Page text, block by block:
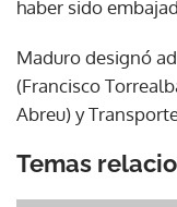
haber sido
Maduro designó
(Francisco
Abreu) y
Temas